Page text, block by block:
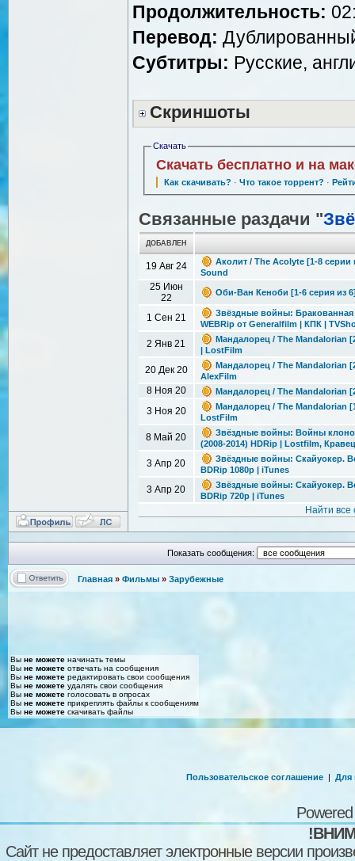
Продолжительность:
Перевод:
Субтитры: Русские,
Скриншоты
Скачать
Скачать бесплатно и на
Как скачивать? · Что такое торрент? ·
Связанные раздачи "
ДОБАВЛЕН
19 Авг 24
Аколит / The Acolyte [1-8 серии
Sound
25 Июн
22
Оби-Ван Кеноби [1-6 серия из
1 Сен 21
Звёздные войны: Бракованная
WEBRip от Generalfilm | КПК |
2 Янв 21
Мандалорец / The Mandalorian
| LostFilm
20 Дек 20
Мандалорец / The Mandalorian
AlexFilm
8 Ноя 20 Мандалорец / The Mandalorian
3 Ноя 20
Мандалорец / The Mandalorian
LostFilm
8 Май 20
Звёздные войны: Войны
(2008-2014) HDRip | Lostfilm,
3 Апр 20
Звёздные войны: Скайуокер.
BDRip 1080p | iTunes
3 Апр 20
Звёздные войны: Скайуокер.
BDRip 720p | iTunes
Найти
Показать сообщения:
Главная » Фильмы » Зарубежные
Вы не можете начинать темы
Вы не можете отвечать на сообщения
Вы не можете редактировать свои сообщения
Вы не можете удалять свои сообщения
Вы не можете голосовать в опросах
Вы не можете прикреплять файлы к сообщениям
Вы не можете скачивать файлы
Пользовательское соглашение | Для
Сайт не предоставляет электронные версии